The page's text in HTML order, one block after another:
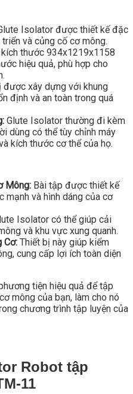
Isolator được thiết kế đặc
và củng cố cơ mông.
thước 934x1219x1158
hiệu quả, phù hợp cho
được xây dựng với khung
định và an toàn trong quá
Glute Isolator thường đi kèm
dùng có thể tùy chỉnh máy
kích thước cơ thể của họ.
Mông: Bài tập được thiết kế
và hình dáng của cơ
Isolator có thể giúp cải
và khu vực xung quanh.
Cơ: Thiết bị này giúp kiểm
cung cấp lợi ích toàn diện
tiện hiệu quả để tập
mông của bạn, làm cho nó
chương trình tập luyện của
Robot tập
11